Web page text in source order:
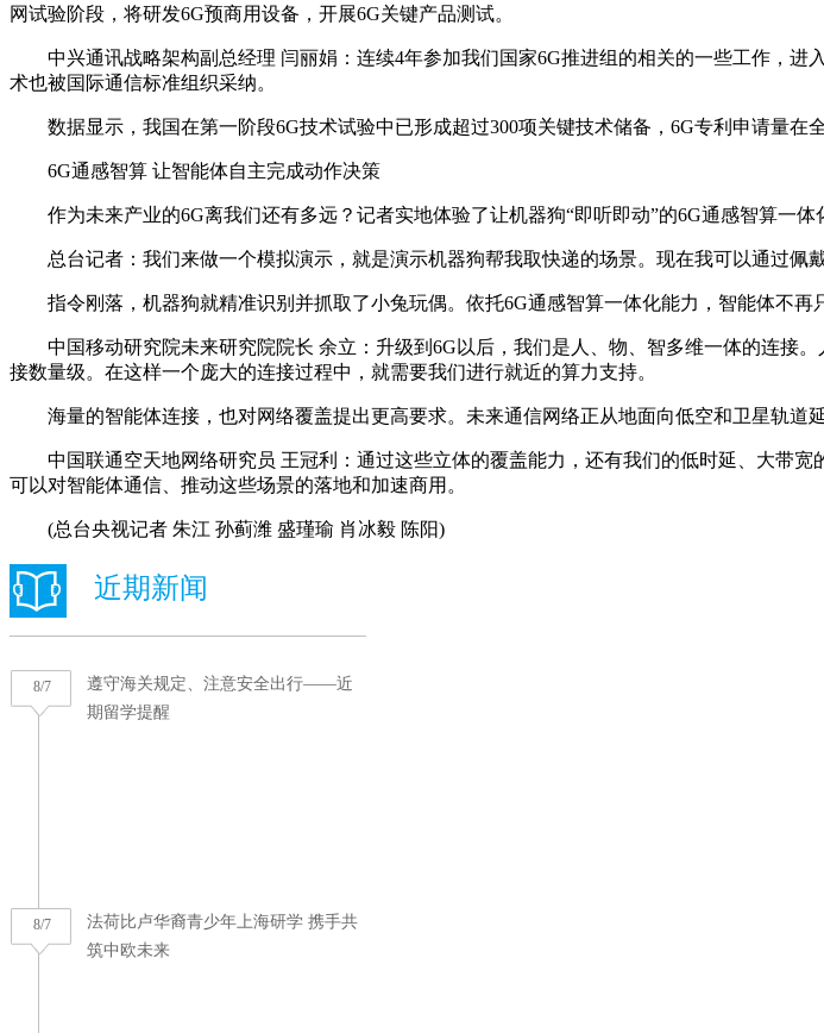
网试验阶段，将研发6G预商用设备，开展6G关键产品测试。
中兴通讯战略架构副总经理 闫丽娟：连续4年参加我们国家6G推进组的相关的一些工作，进
术也被国际通信标准组织采纳。
数据显示，我国在第一阶段6G技术试验中已形成超过300项关键技术储备，6G专利申请量在全
6G通感智算 让智能体自主完成动作决策
作为未来产业的6G离我们还有多远？记者实地体验了让机器狗“即听即动”的6G通感智算一体
总台记者：我们来做一个模拟演示，就是演示机器狗帮我取快递的场景。现在我可以通过佩戴
指令刚落，机器狗就精准识别并抓取了小兔玩偶。依托6G通感智算一体化能力，智能体不再
中国移动研究院未来研究院院长 余立：升级到6G以后，我们是人、物、智多维一体的连接。
接数量级。在这样一个庞大的连接过程中，就需要我们进行就近的算力支持。
海量的智能体连接，也对网络覆盖提出更高要求。未来通信网络正从地面向低空和卫星轨道延
中国联通空天地网络研究员 王冠利：通过这些立体的覆盖能力，还有我们的低时延、大带宽
可以对智能体通信、推动这些场景的落地和加速商用。
(总台央视记者 朱江 孙蓟潍 盛瑾瑜 肖冰毅 陈阳)